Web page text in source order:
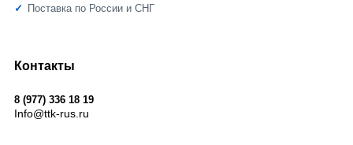
Поставка по России и СНГ
Контакты
8 (977) 336 18 19
Info@ttk-rus.ru